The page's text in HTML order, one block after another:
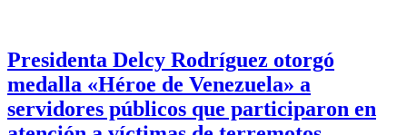
Presidenta Delcy Rodríguez otorgó
medalla «Héroe de Venezuela» a
servidores públicos que participaron en